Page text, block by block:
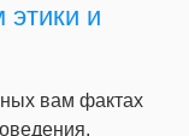
этики и
вам фактах